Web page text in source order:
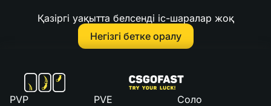
Қазіргі уақытта белсенді іс-шаралар жоқ
Негізгі бетке оралу
PVP PVE Соло